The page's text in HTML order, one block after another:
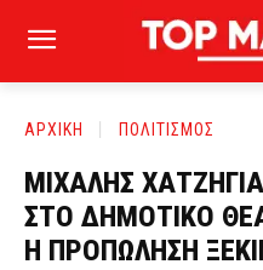
ΑΡΧΙΚΗ ΠΟΛΙΤΙΣΜΟΣ
ΜΙΧΑΛΗΣ
ΣΤΟ ΔΗΜΟΤΙΚΟ
Η ΠΡΟΠΩΛΗΣΗ